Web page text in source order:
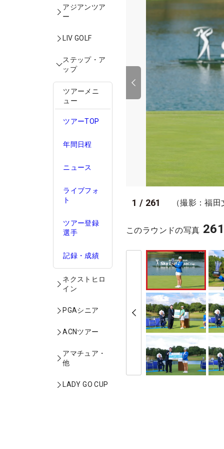
アジアンツア
ー
LIV GOLF
ステップ・ア
ップ
ツアーメニ
ュー
ツアーTOP
年間日程
ニュース
ライブフォ
ト
ツアー登録
選手
記録・成績
ネクストヒロ
イン
PGAシニア
ACNツアー
アマチュア・
他
LADY GO CUP
1 / 261 （撮影：福
このラウンドの写真